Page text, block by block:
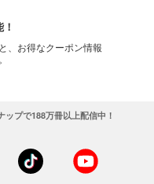
試し読み
、お得なクーポン情報
プで188万冊以上配信中！